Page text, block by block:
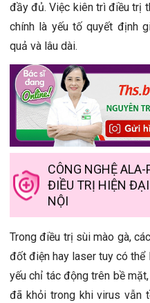
đầy đủ. Việc kiên trì điều trị
chính là yếu tố quyết định
quả và lâu dài.
CÔNG NGHỆ
ĐIỀU TRỊ HIỆN
NỘI
Trong điều trị sùi mào gà,
đốt điện hay laser tuy có thể
yếu chỉ tác động trên bề
đã khỏi trong khi virus vẫn